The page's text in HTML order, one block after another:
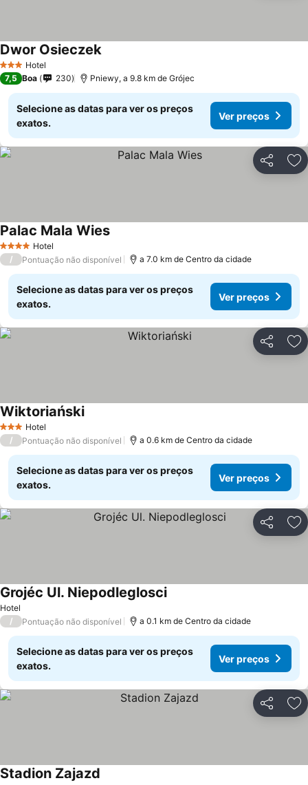
3 EstrelasHotel
Dwor Osieczek
7,5 Boa 230 Pniewy, a 9.8 km de Grójec
Selecione as datas para ver os preços
exatos.
Ver preços
Partilhar
4 EstrelasHotel
Palac Mala Wies
/ Pontuação não disponível a 7.0 km de Centro da cidade
Selecione as datas para ver os preços
exatos.
Ver preços
Partilhar
3 EstrelasHotel
Wiktoriański
/ Pontuação não disponível a 0.6 km de Centro da cidade
Selecione as datas para ver os preços
exatos.
Ver preços
Partilhar
Hotel
Grojéc Ul. Niepodleglosci
/ Pontuação não disponível a 0.1 km de Centro da cidade
Selecione as datas para ver os preços
exatos.
Ver preços
Partilhar
Stadion Zajazd